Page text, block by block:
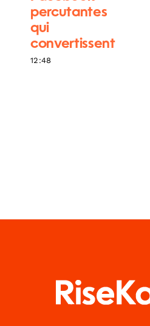
percutantes
qui
convertissent
12:48